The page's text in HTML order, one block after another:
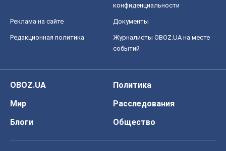
конфиденциальности
Реклама на сайте Документы
Редакционная политика
Журналисты OBOZ.UA на месте
событий
OBOZ.UA
Политика
Мир
Расследования
Блоги
Общество